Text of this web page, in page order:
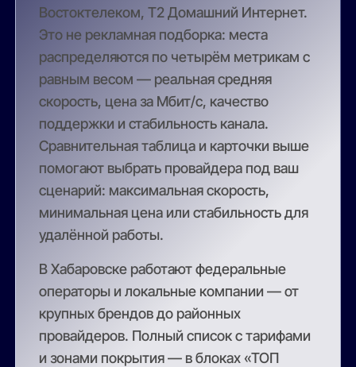
Востоктелеком, Т2 Домашний Интернет.
Это не рекламная подборка: места
распределяются по четырём метрикам с
равным весом — реальная средняя
скорость, цена за Мбит/с, качество
поддержки и стабильность канала.
Сравнительная таблица и карточки выше
помогают выбрать провайдера под ваш
сценарий: максимальная скорость,
минимальная цена или стабильность для
удалённой работы.
В Хабаровске работают федеральные
операторы и локальные компании — от
крупных брендов до районных
провайдеров. Полный список с тарифами
и зонами покрытия — в блоках «ТОП